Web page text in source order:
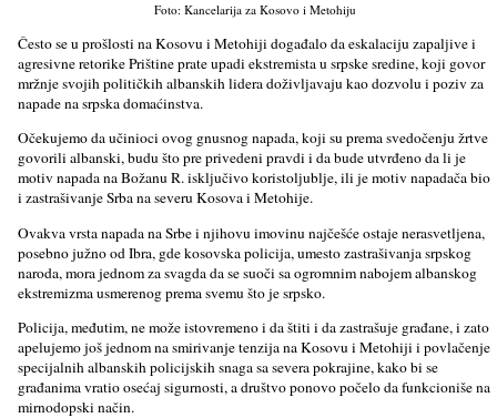
Foto: Kancelarija za Kosovo i Metohiju
Često se u prošlosti na Kosovu i Metohiji događalo da eskalaciju zapalјive i
agresivne retorike Prištine prate upadi ekstremista u srpske sredine, koji govor
mržnje svojih političkih albanskih lidera doživlјavaju kao dozvolu i poziv za
napade na srpska domaćinstva.
Očekujemo da učinioci ovog gnusnog napada, koji su prema svedočenju žrtve
govorili albanski, budu što pre privedeni pravdi i da bude utvrđeno da li je
motiv napada na Božanu R. isklјučivo koristolјublјe, ili je motiv napadača bio
i zastrašivanje Srba na severu Kosova i Metohije.
Ovakva vrsta napada na Srbe i njihovu imovinu najčešće ostaje nerasvetlјena,
posebno južno od Ibra, gde kosovska policija, umesto zastrašivanja srpskog
naroda, mora jednom za svagda da se suoči sa ogromnim nabojem albanskog
ekstremizma usmerenog prema svemu što je srpsko.
Policija, međutim, ne može istovremeno i da štiti i da zastrašuje građane, i zato
apelujemo još jednom na smirivanje tenzija na Kosovu i Metohiji i povlačenje
specijalnih albanskih policijskih snaga sa severa pokrajine, kako bi se
građanima vratio osećaj sigurnosti, a društvo ponovo počelo da funkcioniše na
mirnodopski način.